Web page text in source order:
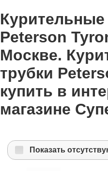
Курительные
Peterson
Москве.
трубки
купить в
магазине
Показать